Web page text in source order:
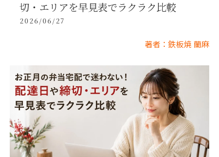
切・エリアを早見表でラクラク比較
2026/06/27
著者：鉄板焼 蘭麻